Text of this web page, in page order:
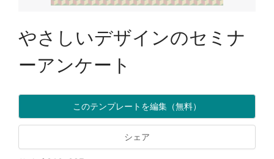
やさしいデザインのセミナ
ーアンケート
このテンプレートを編集（無料）
シェア